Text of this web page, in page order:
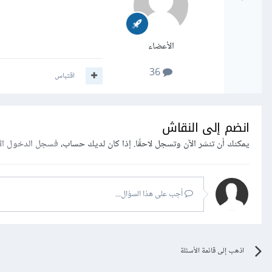
الأعضاء
اقتباس
انضم إلى النقاش
يمكنك أن تنشر الآن وتسجل لاحقًا. إذا كان لديك حساب،فسجل الدخول
أجب على هذا السؤال...
اذهب إلى قائمة الأسئلة